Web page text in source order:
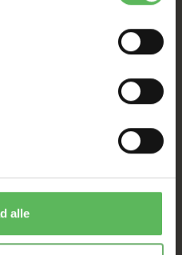
alle
IKKE